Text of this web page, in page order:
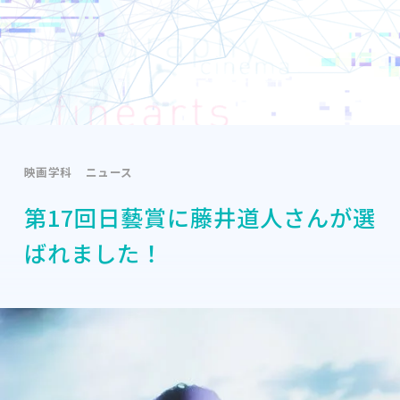
映画学科 ニュース
第17回日藝賞に藤井道人さんが選
ばれました！